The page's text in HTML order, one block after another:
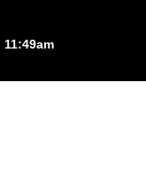
11:49am